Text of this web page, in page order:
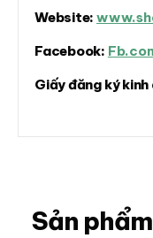
Website:
Facebook:
Giấy đăng ký
Sản